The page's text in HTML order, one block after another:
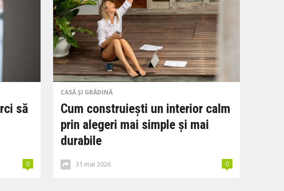
să
0
CASĂ ȘI GRĂDINĂ
Cum construiești un interior calm
prin alegeri mai simple și mai
durabile
31 mai 2026 0